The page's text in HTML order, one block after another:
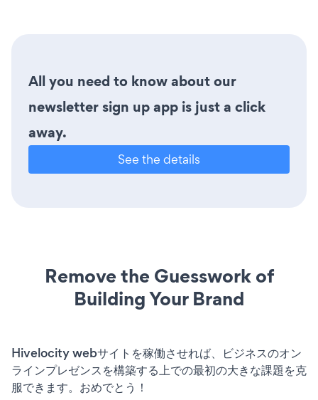
All you need to know about our
newsletter sign up app is just a click
away.
See the details
Remove the Guesswork of
Building Your Brand
Hivelocity webサイトを稼働させれば、ビジネスのオン
ラインプレゼンスを構築する上での最初の大きな課題を克
服できます。おめでとう！